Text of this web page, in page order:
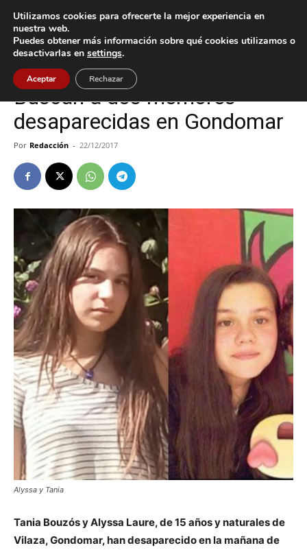
Inicio Gondomar
Gondomar Sucesos
Buscan a dos memores
desaparecidas en Gondomar
Por Redacción - 22/12/2017
Alyssa y Tania
Tania Bouzós y Alyssa Laure, de 15 años y naturales de
Vilaza, Gondomar, han desaparecido en la mañana de
Utilizamos cookies para ofrecerte la mejor experiencia en
nuestra web.
Puedes obtener más información sobre qué cookies utilizamos o
desactivarlas en settings.
Aceptar Rechazar